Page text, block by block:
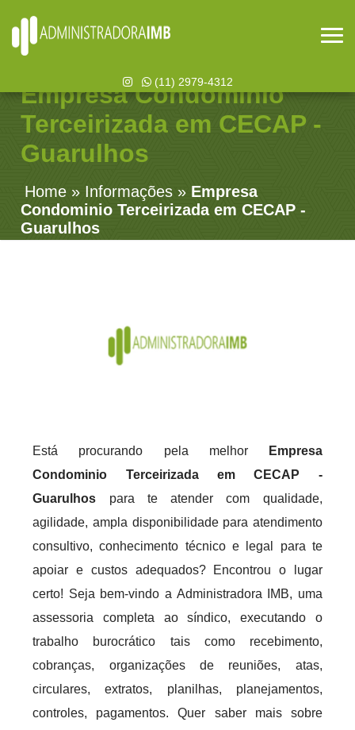
(11) 2979-4312
Empresa Condominio
Terceirizada em CECAP -
Guarulhos
Home » Informações » Empresa
Condominio Terceirizada em CECAP -
Guarulhos
Está procurando pela melhor
Empresa
Condominio Terceirizada em CECAP -
Guarulhos para te atender com qualidade,
agilidade, ampla disponibilidade para atendimento
consultivo, conhecimento técnico e legal para te
apoiar e custos adequados? Encontrou o lugar
certo! Seja bem-vindo a Administradora IMB, uma
assessoria completa ao síndico, executando o
trabalho burocrático tais como recebimento,
cobranças, organizações de reuniões, atas,
circulares, extratos, planilhas, planejamentos,
controles, pagamentos. Quer saber mais sobre